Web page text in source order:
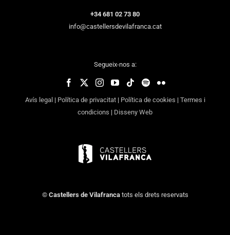
+34 681 02 73 80
info@castellersdevilafranca.cat
Segueix-nos a:
Avís legal | Política de privacitat| Política de cookies | Termes i
condicions | Disseny Web
© Castellers de Vilafrancatots els drets reservats